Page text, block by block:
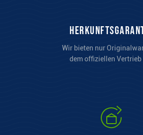
Wir bieten nur
dem offiziellen Vertrieb